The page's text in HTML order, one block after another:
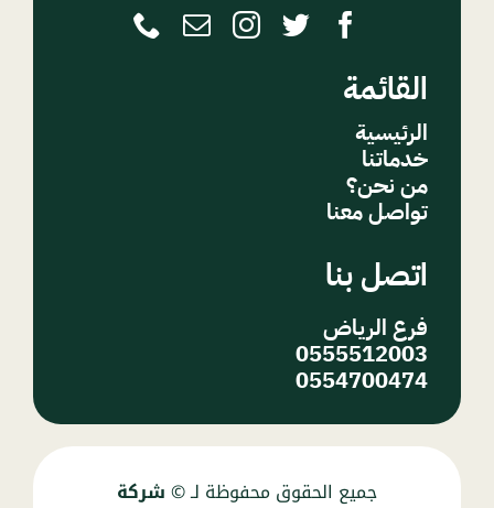
القائمة
الرئيسية
خدماتنا
من نحن؟
تواصل معنا
اتصل بنا
فرع الرياض
0555512003
0554700474
جميع الحقوق محفوظة لـ ©شركة